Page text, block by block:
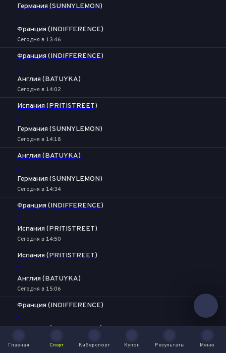
Германия (SUNNYLEMON)
-
Франция (INDIFFERENCE)
Сегодня в 13:46
Франция (INDIFFERENCE)
-
Англия (BATUYKA)
Сегодня в 14:02
Испания (PRITISTREET)
-
Германия (SUNNYLEMON)
Сегодня в 14:18
Англия (BATUYKA)
-
Германия (SUNNYLEMON)
Сегодня в 14:34
Франция (INDIFFERENCE)
-
Испания (PRITISTREET)
Сегодня в 14:50
Испания (PRITISTREET)
-
Англия (BATUYKA)
Сегодня в 15:06
Франция (INDIFFERENCE)
-
Германия (SUNNYLEMON)
Главная
Спорт
Киберспорт
Купон
Результаты
Меню